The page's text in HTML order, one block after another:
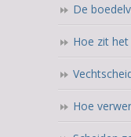
De
Hoe zit
Hoe